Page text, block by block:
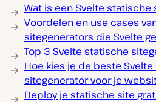
Wat is een Svelte statische
Voordelen en use cases
sitegenerators die Svelte
Top 3 Svelte statische
Hoe kies je de beste
sitegenerator voor je
Deploy je statische site